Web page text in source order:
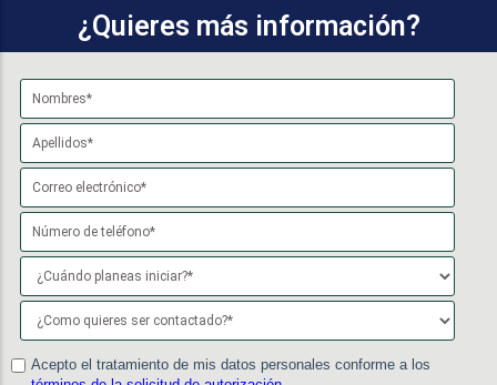
¿Quieres más información?